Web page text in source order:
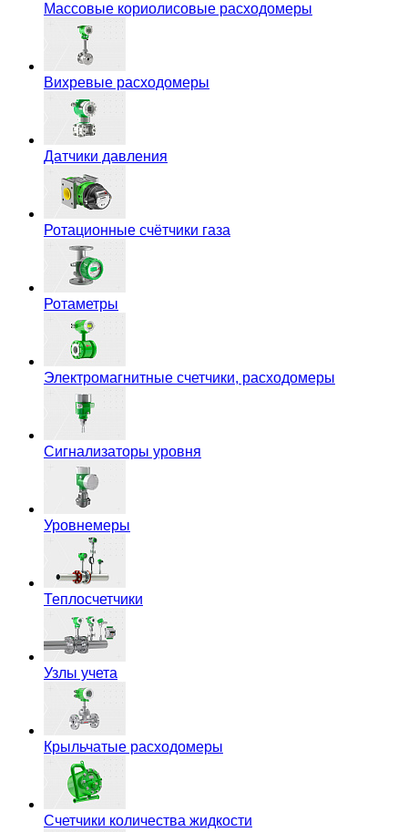
Массовые кориолисовые расходомеры
Вихревые расходомеры
Датчики давления
Ротационные счётчики газа
Ротаметры
Электромагнитные счетчики, расходомеры
Сигнализаторы уровня
Уровнемеры
Теплосчетчики
Узлы учета
Крыльчатые расходомеры
Счетчики количества жидкости